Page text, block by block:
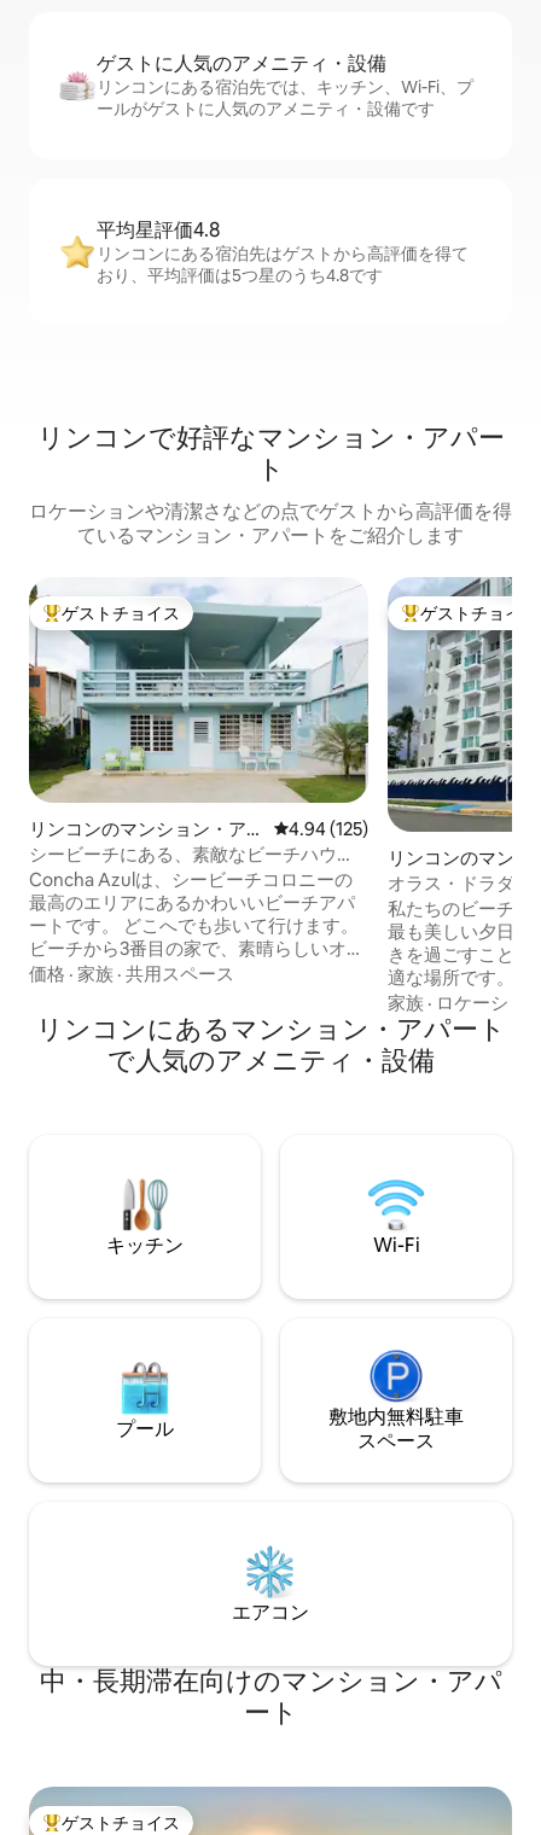
ゲストに人⁠気⁠のア⁠メ⁠ニ⁠テ⁠ィ・設⁠備
リンコンにある宿泊先では、キッチン、Wi-Fi、プ
ールがゲストに人気のアメニティ・設備です
平均星評価4.8
リンコンにある宿泊先はゲストから高評価を得て
おり、平均評価は5つ星のうち4.8です
リンコンで好評なマンション・アパー
ト
ロケーションや清潔さなどの点でゲストから高評価を得
ているマンション・アパートをご紹介します
大好評のゲストチョイスです。
ゲストチョイス
リンコンのマンション・アパ
ート
レビュー125件、5つ星中4.94つ
4.94 (125)
シービーチにある、素敵なビーチハウ
ス、コンチャ・アスール！
Concha Azulは、シービーチコロニーの
最高のエリアにあるかわいいビーチアパ
ートです。 どこへでも歩いて行けます。
ビーチから3番目の家で、素晴らしいオー
シャンビューが楽しめます。 新しく改装
のあるリビングルーム、ご家族やお友達
とのビーチバケーションに最適なダイニ
ングエリアが気に入るはずです。 この家
のすぐ近くでとても清潔です！
価格 · 家族 · 共用スペース
大好評のゲスト
ゲストチョイス
リンコンのマンシ
パート
オラス・ドラダス
ーナー
私たちのビーチフ
最も美しい夕日の
きを過ごすことが
適な場所です。
おり、2寝室、2
ビューのバルコ
ル、ビーチチェア
あります。 Wi-Fi
やサーフィンなど
があります。
家族 · ロケーショ
リンコンにあるマンション・アパート
で人気のアメニティ・設備
キッチン Wi-Fi
プール
敷地内無料駐⁠車
ス⁠ペ⁠ー⁠ス
エアコン
中・長期滞在向けのマンション・アパ
ート
ゲストチョイス